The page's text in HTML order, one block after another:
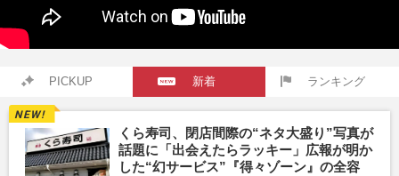
PICKUP 新着 ランキング
くら寿司、閉店間際の“ネタ大盛り”写真が
話題に「出会えたらラッキー」広報が明か
した“幻サービス”『得々ゾーン』の全容